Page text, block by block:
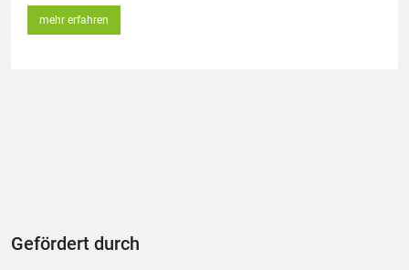
mehr erfahren
Gefördert durch